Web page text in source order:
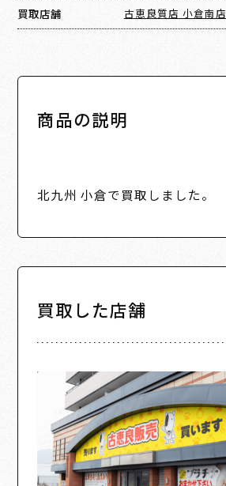
買取店舗 古恵良質店 小倉南店
商品の説明
北九州 小倉で買取しました。
買取した店舗